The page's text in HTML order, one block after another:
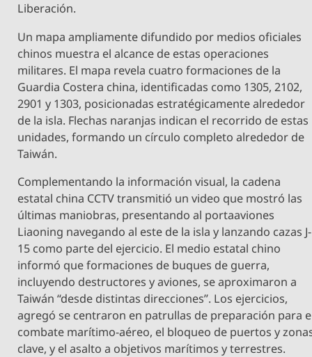
Liberación.
Un mapa ampliamente difundido por medios oficiales
chinos muestra el alcance de estas operaciones
militares. El mapa revela cuatro formaciones de la
Guardia Costera china, identificadas como 1305, 2102,
2901 y 1303, posicionadas estratégicamente alrededor
de la isla. Flechas naranjas indican el recorrido de estas
unidades, formando un círculo completo alrededor de
Taiwán.
Complementando la información visual, la cadena
estatal china CCTV transmitió un video que mostró las
últimas maniobras, presentando al portaaviones
Liaoning navegando al este de la isla y lanzando cazas J-
15 como parte del ejercicio. El medio estatal chino
informó que formaciones de buques de guerra,
incluyendo destructores y aviones, se aproximaron a
Taiwán “desde distintas direcciones”. Los ejercicios,
agregó se centraron en patrullas de preparación para
combate marítimo-aéreo, el bloqueo de puertos y
clave, y el asalto a objetivos marítimos y terrestres.